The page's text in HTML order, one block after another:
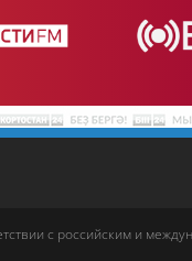
с российским и